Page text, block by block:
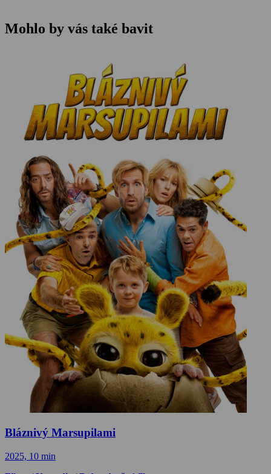
Mohlo by vás také bavit
Bláznivý Marsupilami
2025, 10 min